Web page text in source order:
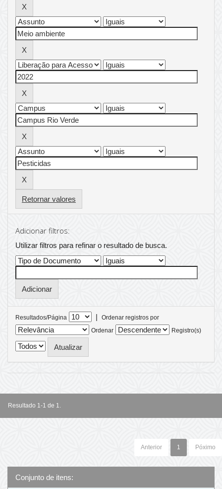
Retornar valores
Adicionar filtros:
Utilizar filtros para refinar o resultado de busca.
Resultados/Página |
Ordenar registros por
Ordenar
Registro(s)
Resultado 1-1 de 1.
Anterior 1 Póximo
Conjunto de itens: